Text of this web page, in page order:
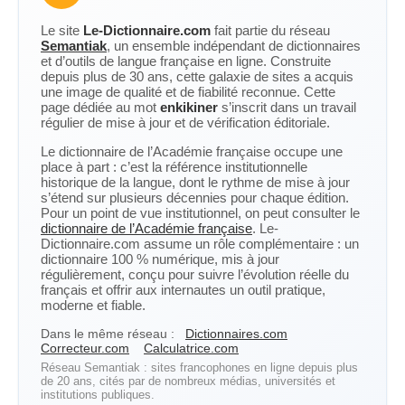
Le site Le-Dictionnaire.com fait partie du réseau
Semantiak, un ensemble indépendant de dictionnaires
et d’outils de langue française en ligne. Construite
depuis plus de 30 ans, cette galaxie de sites a acquis
une image de qualité et de fiabilité reconnue. Cette
page dédiée au mot enkikiner s’inscrit dans un travail
régulier de mise à jour et de vérification éditoriale.
Le dictionnaire de l’Académie française occupe une
place à part : c’est la référence institutionnelle
historique de la langue, dont le rythme de mise à jour
s’étend sur plusieurs décennies pour chaque édition.
Pour un point de vue institutionnel, on peut consulter le
dictionnaire de l’Académie française. Le-
Dictionnaire.com assume un rôle complémentaire : un
dictionnaire 100 % numérique, mis à jour
régulièrement, conçu pour suivre l’évolution réelle du
français et offrir aux internautes un outil pratique,
moderne et fiable.
Dans le même réseau :
Dictionnaires.com
Correcteur.com
Calculatrice.com
Réseau Semantiak : sites francophones en ligne depuis plus
de 20 ans, cités par de nombreux médias, universités et
institutions publiques.